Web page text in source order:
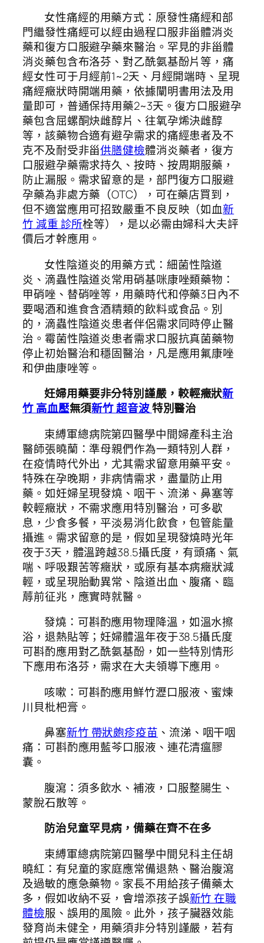
女性痛經的用藥方式：原發性痛經和部
門繼發性痛經可以經由過程口服非甾體消炎
藥和復方口服避孕藥來醫治。罕見的非甾體
消炎藥包含布洛芬、對乙酰氨基酚片等，痛
經女性可于月經前1~2天、月經開端時、呈現
痛經癥狀時開端用藥，依據闡明書用法及用
量即可，普通保持用藥2~3天。復方口服避孕
藥包含屈螺酮炔雌醇片、往氧孕烯決雌醇
等，該藥物合適有避孕需求的痛經患者及不
克不及耐受非甾供膳健檢體消炎藥者，復方
口服避孕藥需求持久、按時、按周期服藥，
防止漏服。需求留意的是，部門復方口服避
孕藥為非處方藥（OTC），可在藥店買到，
但不適當應用可招致嚴重不良反映（如血新
竹 減重 診所栓等），是以必需由婦科大夫評
價后才幹應用。
女性陰道炎的用藥方式：細菌性陰道
炎、滴蟲性陰道炎常用硝基咪康唑類藥物：
甲硝唑、替硝唑等，用藥時代和停藥3日內不
要喝酒和進食含酒精類的飲料或食品。別
的，滴蟲性陰道炎患者伴侶需求同時停止醫
治。霉菌性陰道炎患者需求口服抗真菌藥物
停止初始醫治和穩固醫治，凡是應用氟康唑
和伊曲康唑等。
妊婦用藥要非分特別謹嚴，較輕癥狀新
竹 高血壓無須新竹 超音波特別醫治
束縛軍總病院第四醫學中間婦產科主治
醫師張曉蘭：準母親們作為一類特別人群，
在疫情時代外出，尤其需求留意用藥平安。
特殊在孕晚期，非病情需求，盡量防止用
藥。如妊婦呈現發燒、咽干、流涕、鼻塞等
較輕癥狀，不需求應用特別醫治，可多歇
息，少食多餐，平淡易消化飲食，包管能量
攝進。需求留意的是，假如呈現發燒時光年
夜于3天，體溫跨越38.5攝氏度，有頭痛、氣
喘、呼吸艱苦等癥狀，或原有基本病癥狀減
輕，或呈現胎動異常、陰道出血、腹痛、臨
蓐前征兆，應實時就醫。
發燒：可斟酌應用物理降溫，如溫水擦
浴，退熱貼等；妊婦體溫年夜于38.5攝氏度
可斟酌應用對乙酰氨基酚，如一些特別情形
下應用布洛芬，需求在大夫領導下應用。
咳嗽：可斟酌應用鮮竹瀝口服液、蜜煉
川貝枇杷膏。
鼻塞新竹 帶狀皰疹疫苗 、流涕、咽干咽
痛：可斟酌應用藍芩口服液、連花清瘟膠
囊。
腹瀉：須多飲水、補液，口服整腸生、
蒙脫石散等。
防治兒童罕見病，備藥在齊不在多
束縛軍總病院第四醫學中間兒科主任胡
曉紅：有兒童的家庭應常備退熱、醫治腹瀉
及過敏的應急藥物。家長不用給孩子備藥太
多，假如收納不妥，會增添孩子誤新竹 在職
體檢服、誤用的風險。此外，孩子臟器效能
發育尚未健全，用藥須非分特別謹嚴，若有